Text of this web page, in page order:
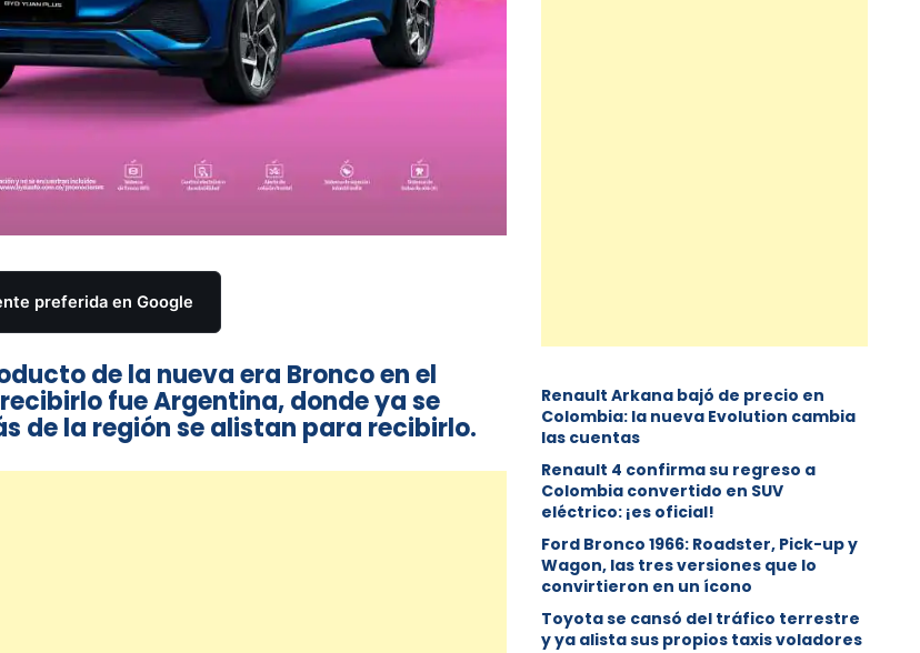
preferida en Google
de la nueva era Bronco en el
fue Argentina, donde ya se
de la región se alistan para recibirlo.
Renault Arkana bajó de precio en
Colombia: la nueva Evolution cambia
las cuentas
Renault 4 confirma su regreso a
Colombia convertido en SUV
eléctrico: ¡es oficial!
Ford Bronco 1966: Roadster, Pick-up y
Wagon, las tres versiones que lo
convirtieron en un ícono
Toyota se cansó del tráfico terrestre
y ya alista sus propios taxis voladores